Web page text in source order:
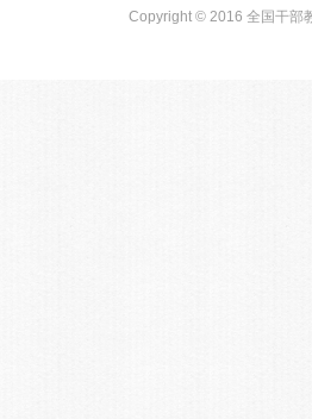
Copyright © 2016 全国干部